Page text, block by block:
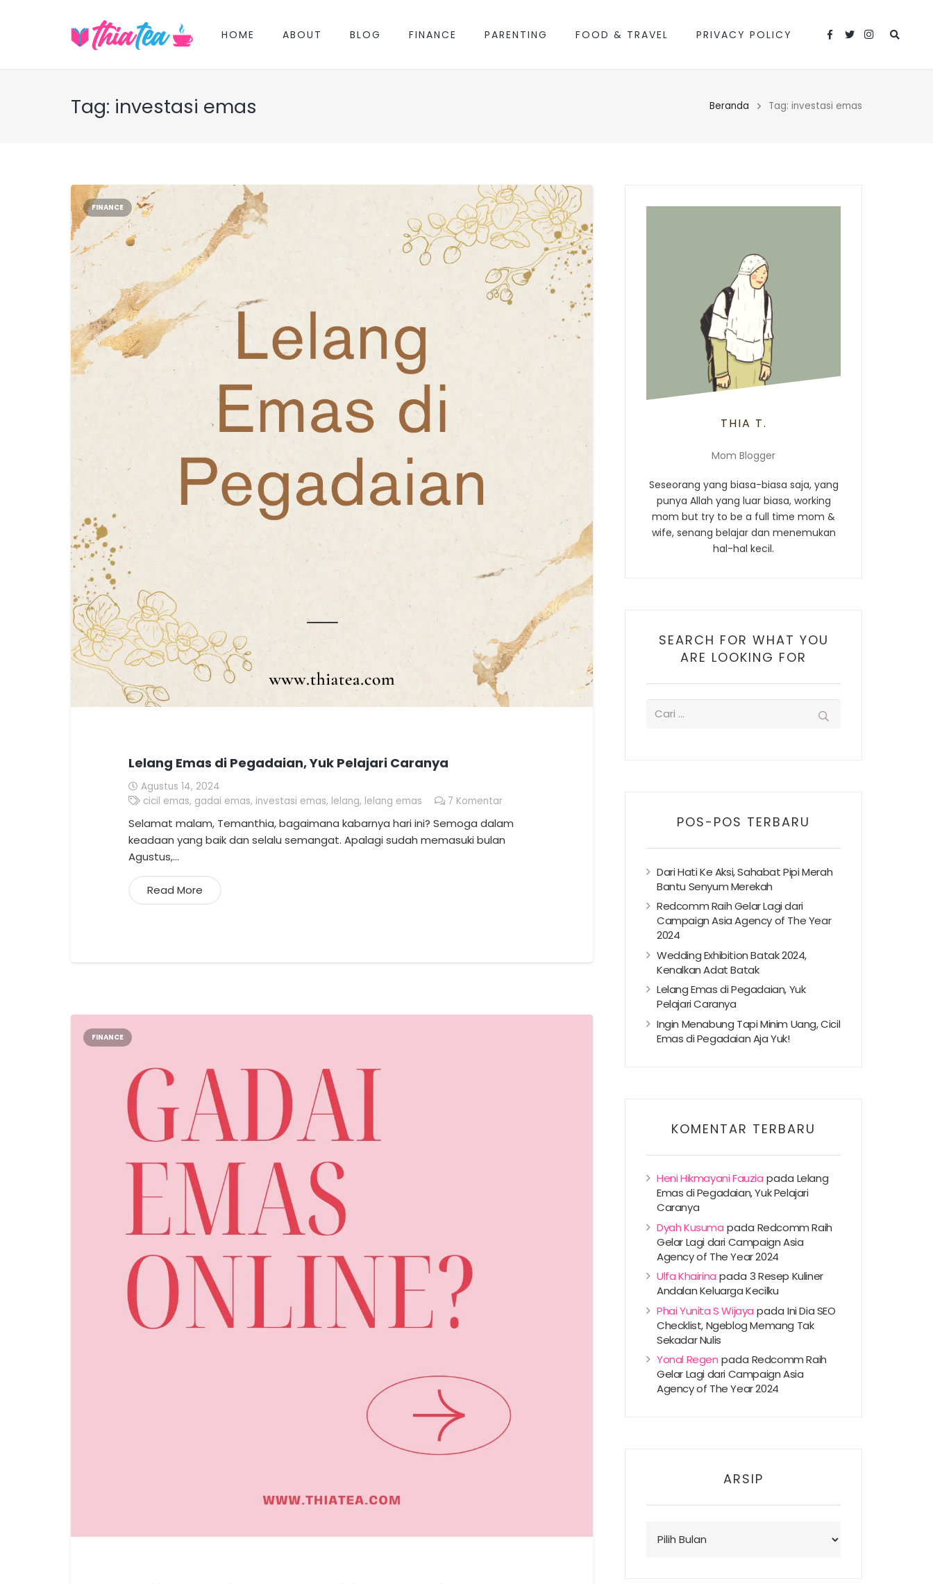
HOME ABOUT BLOG FINANCE PARENTING FOOD & TRAVEL PRIVACY POLICY
Tag: investasi emas Beranda Tag: investasi emas
FINANCE
Lelang Emas di Pegadaian, Yuk Pelajari Caranya
Agustus 14, 2024
cicil emas, gadai emas, investasi emas, lelang, lelang emas 7 Komentar
Selamat malam, Temanthia, bagaimana kabarnya hari ini? Semoga dalam
keadaan yang baik dan selalu semangat. Apalagi sudah memasuki bulan
Agustus,…
Read More
FINANCE
THIA T.
Mom Blogger
Seseorang yang biasa-biasa saja, yang
punya Allah yang luar biasa, working
mom but try to be a full time mom &
wife, senang belajar dan menemukan
hal-hal kecil.
SEARCH FOR WHAT YOU
ARE LOOKING FOR
POS-POS TERBARU
Dari Hati Ke Aksi, Sahabat Pipi Merah
Bantu Senyum Merekah
Redcomm Raih Gelar Lagi dari
Campaign Asia Agency of The Year
2024
Wedding Exhibition Batak 2024,
Kenalkan Adat Batak
Lelang Emas di Pegadaian, Yuk
Pelajari Caranya
Ingin Menabung Tapi Minim Uang, Cicil
Emas di Pegadaian Aja Yuk!
KOMENTAR TERBARU
Heni Hikmayani Fauzia pada Lelang
Emas di Pegadaian, Yuk Pelajari
Caranya
Dyah Kusuma pada Redcomm Raih
Gelar Lagi dari Campaign Asia
Agency of The Year 2024
Ulfa Khairina pada 3 Resep Kuliner
Andalan Keluarga Kecilku
Phai Yunita S Wijaya pada Ini Dia SEO
Checklist, Ngeblog Memang Tak
Sekadar Nulis
Yonal Regen pada Redcomm Raih
Gelar Lagi dari Campaign Asia
Agency of The Year 2024
ARSIP